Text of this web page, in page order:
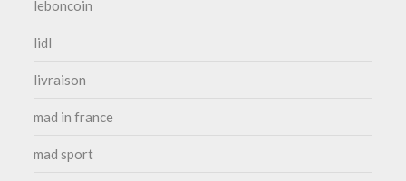
leboncoin
lidl
livraison
mad in france
mad sport